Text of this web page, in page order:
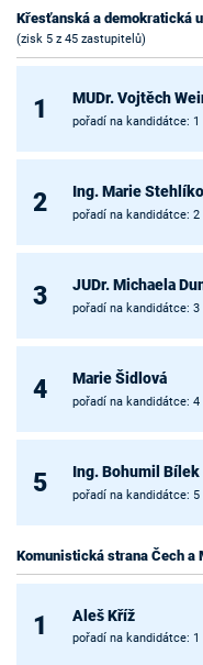
Křesťanská a demokratická
(zisk 5 z 45 zastupitelů)
1 MUDr. Vojtěch
pořadí na kandidátce: 1
2 Ing. Marie
pořadí na kandidátce: 2
3 JUDr. Michaela
pořadí na kandidátce: 3
4 Marie Šidlová
pořadí na kandidátce: 4
5 Ing. Bohumil Bílek
pořadí na kandidátce: 5
Komunistická strana Čech a
1 Aleš Kříž
pořadí na kandidátce: 1